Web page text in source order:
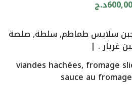
600,00د.ج
سلايس طماطم, سلطة, صلصة
غريار . |
viandes hachées, fromage
sauce au